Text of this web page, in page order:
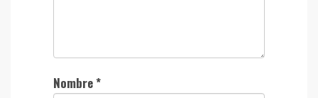
Nombre*